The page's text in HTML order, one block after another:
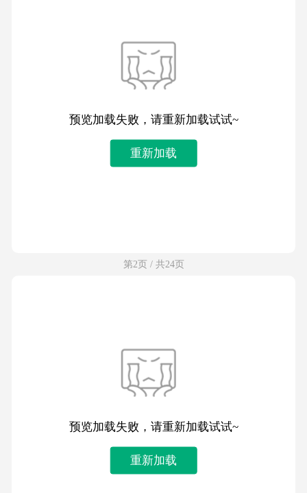
预览加载失败，请重新加载试试~
重新加载
第2页 / 共24页
预览加载失败，请重新加载试试~
重新加载